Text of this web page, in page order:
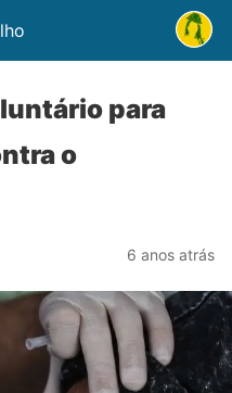
para
o
6 anos atrás